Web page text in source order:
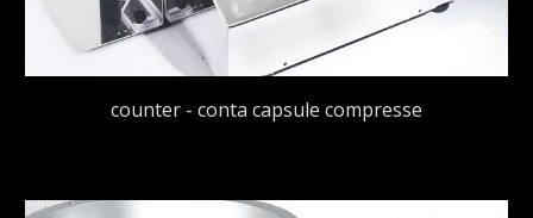
counter - conta capsule compresse